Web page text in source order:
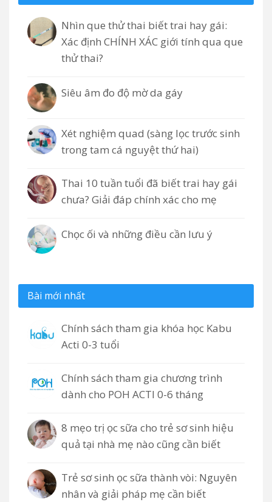
Nhìn que thử thai biết trai hay gái:
Xác định CHÍNH XÁC giới tính qua que
thử thai?
Siêu âm đo độ mờ da gáy
Xét nghiệm quad (sàng lọc trước sinh
trong tam cá nguyệt thứ hai)
Thai 10 tuần tuổi đã biết trai hay gái
chưa? Giải đáp chính xác cho mẹ
Chọc ối và những điều cần lưu ý
Bài mới nhất
Chính sách tham gia khóa học Kabu
Acti 0-3 tuổi
Chính sách tham gia chương trình
dành cho POH ACTI 0-6 tháng
8 mẹo trị ọc sữa cho trẻ sơ sinh hiệu
quả tại nhà mẹ nào cũng cần biết
Trẻ sơ sinh ọc sữa thành vòi: Nguyên
nhân và giải pháp mẹ cần biết